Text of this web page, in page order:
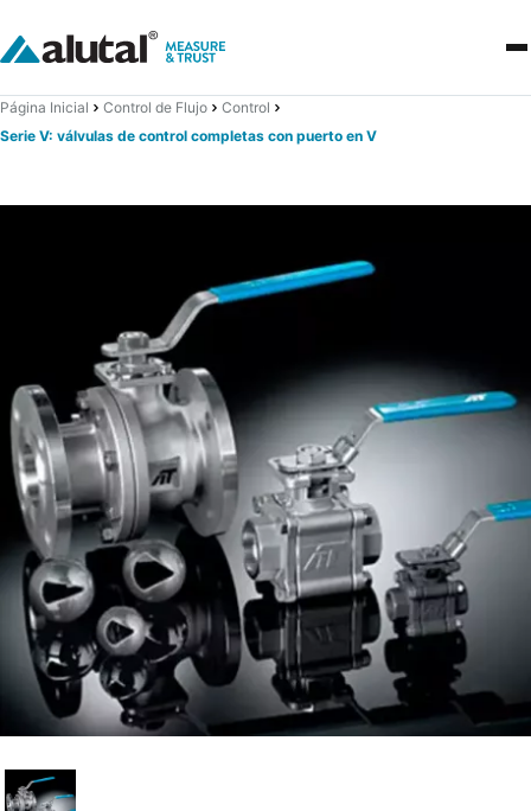
Página Inicial Control de Flujo
Control
Serie V: válvulas de control completas con puerto en V